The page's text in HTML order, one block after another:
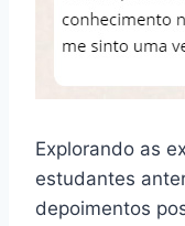
Explorando as
estudantes
depoimentos